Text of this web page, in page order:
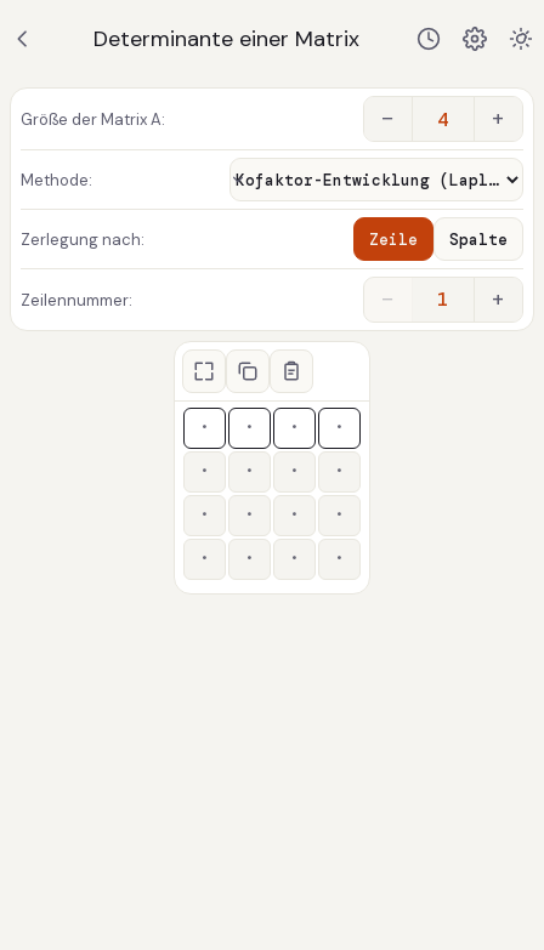
Determinante einer Matrix
Größe der Matrix A: − +
Methode:
Zerlegung nach: Zeile Spalte
Zeilennummer: − 1 +